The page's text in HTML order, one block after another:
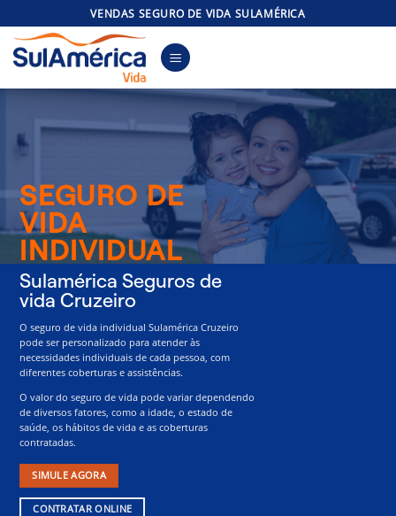
to
content
VENDAS SEGURO DE VIDA SULAMÉRICA
SEGURO DE
VIDA
INDIVIDUAL
Sulamérica Seguros de
vida Cruzeiro
O seguro de vida individual Sulamérica Cruzeiro
pode ser personalizado para atender às
necessidades individuais de cada pessoa, com
diferentes coberturas e assistências.
O valor do seguro de vida pode variar dependendo
de diversos fatores, como a idade, o estado de
saúde, os hábitos de vida e as coberturas
contratadas.
SIMULE AGORA
CONTRATAR ONLINE